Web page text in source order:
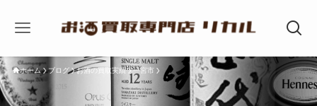
ホーム ブログ お酒の買取実績 一宮市